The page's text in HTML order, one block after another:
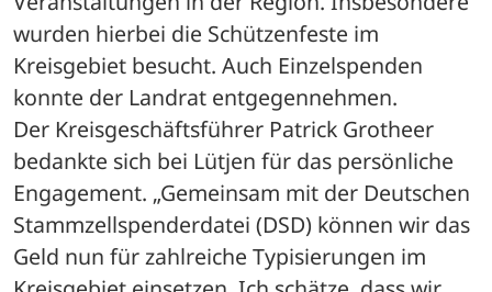
wurden hierbei die Schützenfeste im
Kreisgebiet besucht. Auch Einzelspenden
konnte der Landrat entgegennehmen.
Der Kreisgeschäftsführer Patrick Grotheer
bedankte sich bei Lütjen für das persönliche
Engagement. „Gemeinsam mit der Deutschen
Stammzellspenderdatei (DSD) können wir das
Geld nun für zahlreiche Typisierungen im